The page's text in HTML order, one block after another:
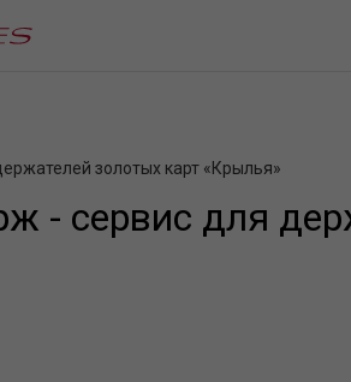
золотых карт «Крылья»
- сервис для